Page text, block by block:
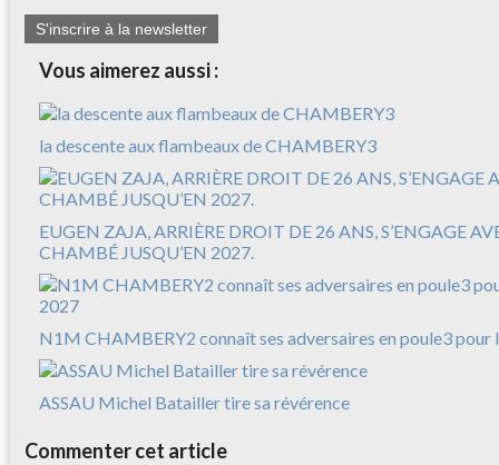
S'inscrire à la newsletter
Vous aimerez aussi :
la descente aux flambeaux de CHAMBERY3
EUGEN ZAJA, ARRIÈRE DROIT DE 26 ANS, S’ENGAGE
CHAMBÉ JUSQU’EN 2027.
N1M CHAMBERY2 connaît ses adversaires en poule3 pour
ASSAU Michel Batailler tire sa révérence
Commenter cet article